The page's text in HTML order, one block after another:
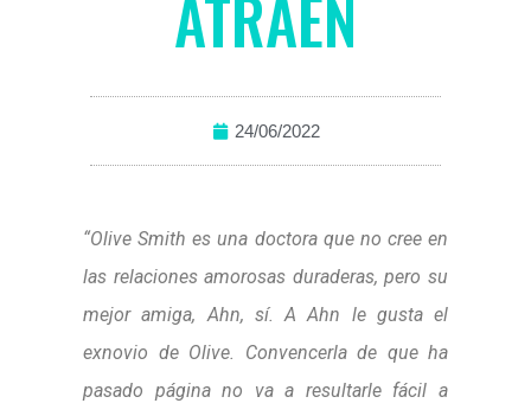
ATRAEN
24/06/2022
“Olive Smith es una doctora que no cree en
las relaciones amorosas duraderas, pero su
mejor amiga, Ahn, sí. A Ahn le gusta el
exnovio de Olive. Convencerla de que ha
pasado página no va a resultarle fácil a